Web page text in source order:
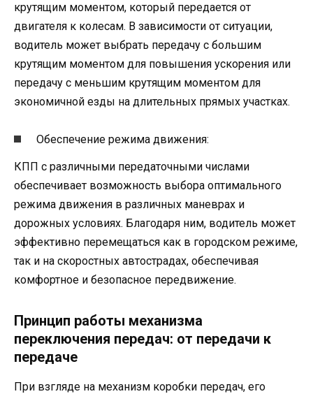
крутящим моментом, который передается от
двигателя к колесам. В зависимости от ситуации,
водитель может выбрать передачу с большим
крутящим моментом для повышения ускорения или
передачу с меньшим крутящим моментом для
экономичной езды на длительных прямых участках.
Обеспечение режима движения:
КПП с различными передаточными числами
обеспечивает возможность выбора оптимального
режима движения в различных маневрах и
дорожных условиях. Благодаря ним, водитель может
эффективно перемещаться как в городском режиме,
так и на скоростных автострадах, обеспечивая
комфортное и безопасное передвижение.
Принцип работы механизма
переключения передач: от передачи к
передаче
При взгляде на механизм коробки передач, его